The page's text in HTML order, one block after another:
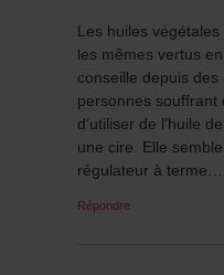
Les huiles
les mêmes vertus
conseille depuis
personnes souffrant
d’utiliser de l’huile
une cire. Elle
régulateur à
Répondre